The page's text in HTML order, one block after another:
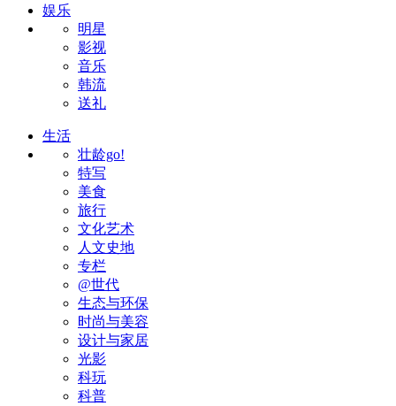
娱乐
明星
影视
音乐
韩流
送礼
生活
壮龄go!
特写
美食
旅行
文化艺术
人文史地
专栏
@世代
生态与环保
时尚与美容
设计与家居
光影
科玩
科普